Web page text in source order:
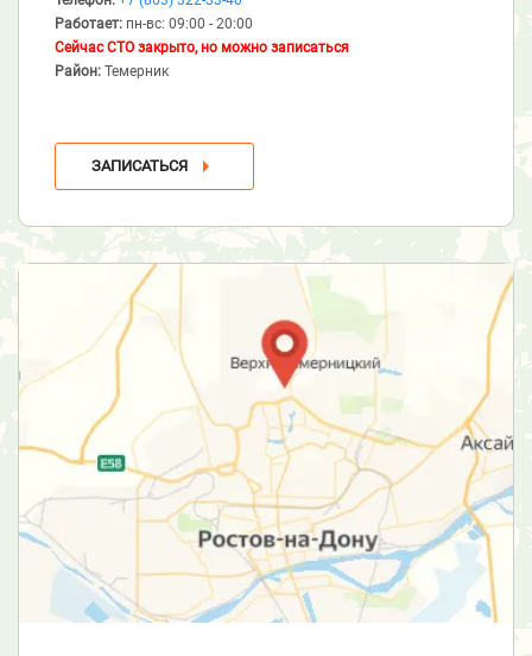
Работает: пн-вс: 09:00 - 20:00
Сейчас СТО закрыто, но можно записаться
Район: Темерник
ЗАПИСАТЬСЯ